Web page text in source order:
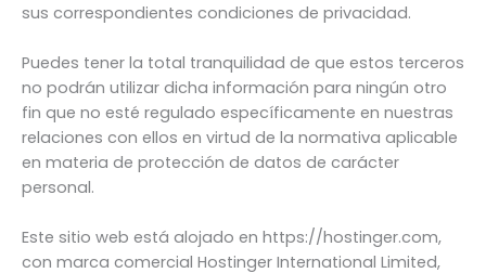
sus correspondientes condiciones de privacidad.
Puedes tener la total tranquilidad de que estos terceros
no podrán utilizar dicha información para ningún otro
fin que no esté regulado específicamente en nuestras
relaciones con ellos en virtud de la normativa aplicable
en materia de protección de datos de carácter
personal.
Este sitio web está alojado en https://hostinger.com,
con marca comercial Hostinger International Limited,